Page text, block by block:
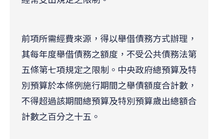
前項所需經費來源，得以舉借債務方式辦理，
其每年度舉借債務之額度，不受公共債務法第
五條第七項規定之限制。中央政府總預算及特
別預算於本條例施行期間之舉債額度合計數，
不得超過該期間總預算及特別預算歲出總額合
計數之百分之十五。